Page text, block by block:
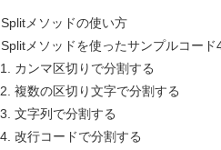
Splitメソッドの使い方
Splitメソッドを使ったサンプルコード
カンマ区切りで分割する
複数の区切り文字で分割する
文字列で分割する
改行コードで分割する